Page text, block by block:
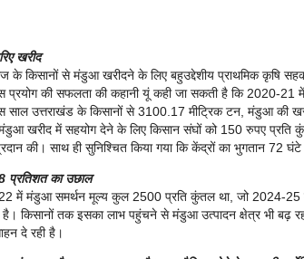
खरीद
के किसानों से मंडुआ खरीदने के लिए बहुउद्देशीय प्राथमिक कृषि
प्रयोग की सफलता की कहानी यूं कही जा सकती है कि 2020-
साल उत्तराखंड के किसानों से 3100.17 मीट्रिक टन, मंडुआ की
खरीद में सहयोग देने के लिए किसान संघों को 150 रुपए प्रति
की। साथ ही सुनिश्चित किया गया कि केंद्रों का भुगतान 72
प्रतिशत का उछाल
में मंडुआ समर्थन मूल्य कुल 2500 प्रति कुंतल था, जो 2024-25
है। किसानों तक इसका लाभ पहुंचने से मंडुआ उत्पादन क्षेत्र भी
दे रही है।